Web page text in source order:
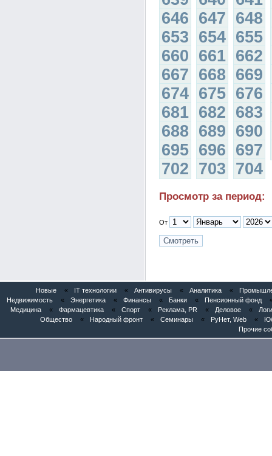
646 647 648
653 654 655
660 661 662
667 668 669
674 675 676
681 682 683
688 689 690
695 696 697
702 703 704
Просмотр за период:
От
Новые « IT технологии « Антивирусы « Аналитика «
Недвижимость
« Энергетика « Финансы « Банки « Пенсионный фонд
Медицина
« Фармацевтика « Спорт « Реклама, PR « Деловое «
Общество
« Народный фронт « Семинары « РуНет, Web «
Прочие